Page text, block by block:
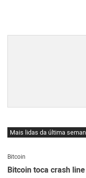
Mais lidas da última
Bitcoin
Bitcoin toca crash